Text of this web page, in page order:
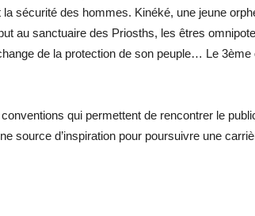
sécurité des hommes. Kinéké, une jeune
au sanctuaire des Priosths, les êtres
de la protection de son peuple… Le 3ème
qui permettent de rencontrer le
source d’inspiration pour poursuivre une